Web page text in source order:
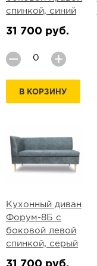
спинкой, синий
31 700 руб.
В КОРЗИНУ
Кухонный диван
Форум-8Б с
боковой левой
спинкой, серый